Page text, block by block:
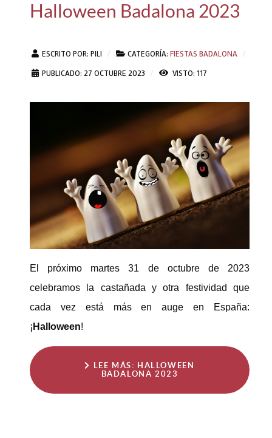
Halloween Badalona 2023
ESCRITO POR: PILI CATEGORÍA: FIESTAS BADALONA
PUBLICADO: 27 OCTUBRE 2023
VISTO: 117
El próximo martes 31 de octubre de 2023
celebramos la castañada y otra festividad que
cada vez está más en auge en España:
¡ Halloween!
LEE MÁS: HALLOWEEN
BADALONA 2023